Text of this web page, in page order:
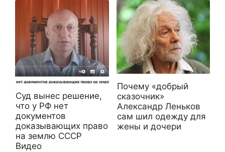
Суд вынес решение,
что у РФ нет
документов
доказывающих право
на землю СССР
Видео
Почему «добрый
сказочник»
Александр Леньков
сам шил одежду для
жены и дочери